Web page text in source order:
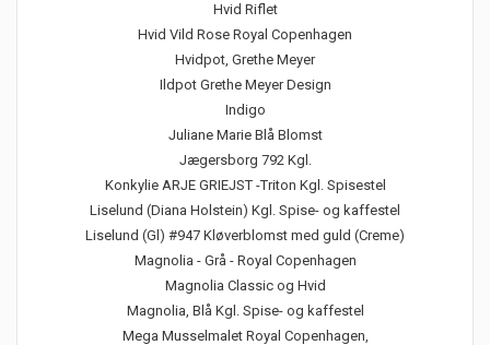
Hvid Riflet
Hvid Vild Rose Royal Copenhagen
Hvidpot, Grethe Meyer
Ildpot Grethe Meyer Design
Indigo
Juliane Marie Blå Blomst
Jægersborg 792 Kgl.
Konkylie ARJE GRIEJST -Triton Kgl. Spisestel
Liselund (Diana Holstein) Kgl. Spise- og kaffestel
Liselund (Gl) #947 Kløverblomst med guld (Creme)
Magnolia - Grå - Royal Copenhagen
Magnolia Classic og Hvid
Magnolia, Blå Kgl. Spise- og kaffestel
Mega Musselmalet Royal Copenhagen,